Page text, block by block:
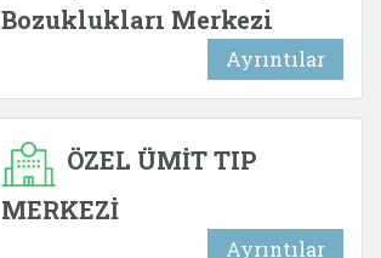
Bozuklukları Merkezi
Ayrıntılar
ÖZEL ÜMİT TIP
MERKEZİ
Ayrıntılar